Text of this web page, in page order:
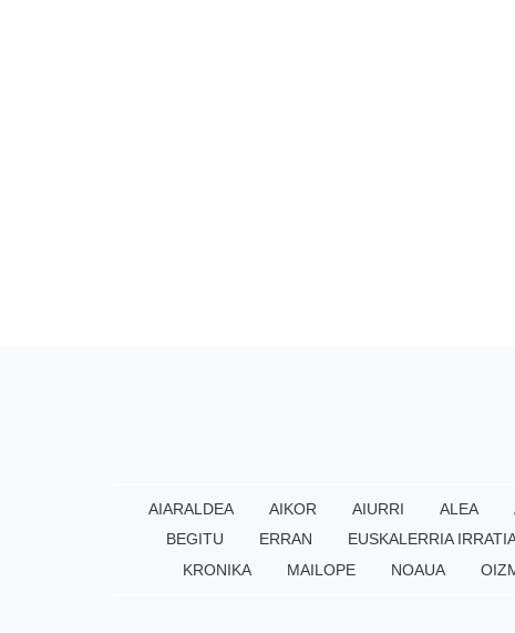
AIARALDEA AIKOR AIURRI ALEA
BEGITU
ERRAN EUSKALERRIA
KRONIKA
MAILOPE NOAUA